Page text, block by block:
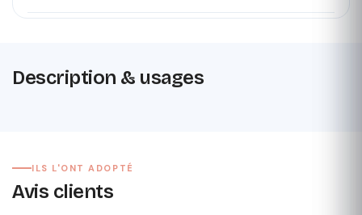
Description & usages
ILS L'ONT ADOPTÉ
Avis clients